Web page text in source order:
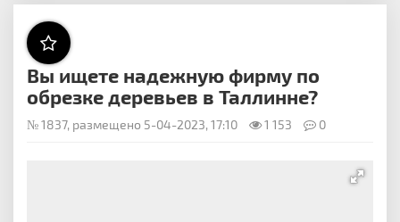
Вы ищете надежную фирму по
обрезке деревьев в Таллинне?
№ 1837, размещено 5-04-2023, 17:10 1 153 0